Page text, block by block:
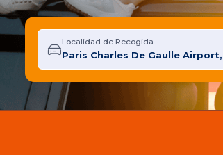
Localidad de Recogida